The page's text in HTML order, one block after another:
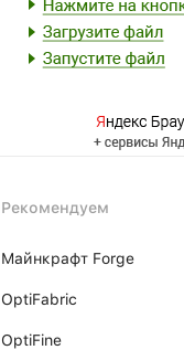
Рекомендуем
Майнкрафт Forge
OptiFabric
OptiFine